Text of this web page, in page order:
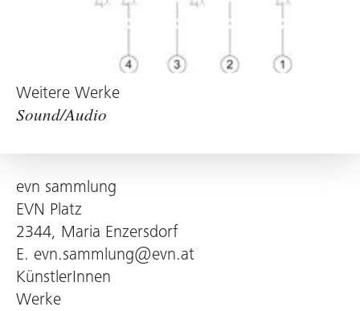
Weitere Werke
Sound/Audio
evn sammlung
EVN Platz
2344, Maria Enzersdorf
E. evn.sammlung@evn.at
KünstlerInnen
Werke